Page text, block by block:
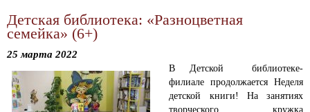
Детская библиотека: «Разноцветная
семейка» (6+)
25 марта 2022
В Детской библиотеке-
филиале продолжается Неделя
детской книги! На занятиях
творческого кружка